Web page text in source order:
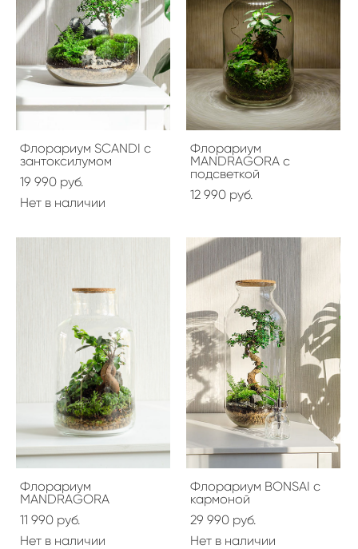
Флорариум SCANDI с
зантоксилумом
19 990 pуб.
Нет в наличии
Флорариум
MANDRAGORA с
подсветкой
12 990 pуб.
Флорариум
MANDRAGORA
11 990 pуб.
Нет в наличии
Флорариум BONSAI с
кармоной
29 990 pуб.
Нет в наличии